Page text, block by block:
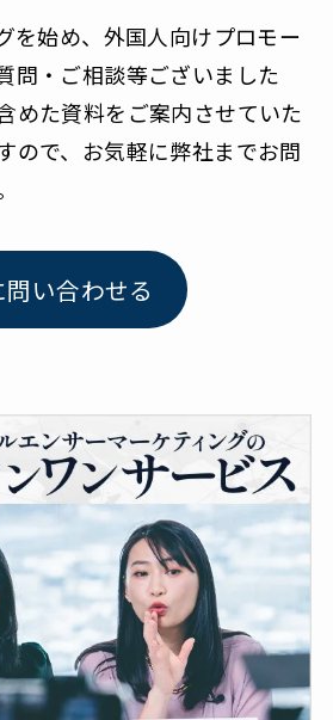
を始め、外国人向けプロモー
問・ご相談等ございました
めた資料をご案内させていた
ので、お気軽に弊社までお問
問い合わせる